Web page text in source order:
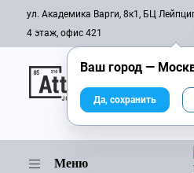
ул. Академика Варги, 8к1, БЦ
4 этаж, офис 421
Онлайн-журнал
Меню
Ваш город —
Да, сохранить